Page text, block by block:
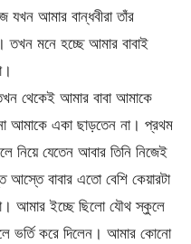
আমার বান্ধবীরা তাঁর
তখন মনে হচ্ছে আমার বাবাই
থেকেই আমার বাবা আমাকে
আমাকে একা ছাড়তেন না। প্রথম
নিয়ে যেতেন আবার তিনি নিজেই
বাবার এতো বেশি কেয়ারটা
আমার ইচ্ছে ছিলো যৌথ স্কুলে
ভর্তি করে দিলেন। আমার কোনো